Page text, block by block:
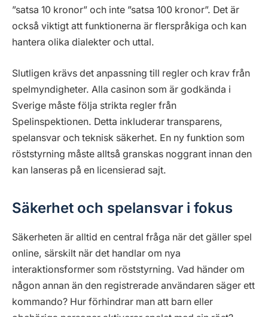
”satsa 10 kronor” och inte ”satsa 100 kronor”. Det är
också viktigt att funktionerna är flerspråkiga och kan
hantera olika dialekter och uttal.
Slutligen krävs det anpassning till regler och krav från
spelmyndigheter. Alla casinon som är godkända i
Sverige måste följa strikta regler från
Spelinspektionen. Detta inkluderar transparens,
spelansvar och teknisk säkerhet. En ny funktion som
röststyrning måste alltså granskas noggrant innan den
kan lanseras på en licensierad sajt.
Säkerhet och spelansvar i fokus
Säkerheten är alltid en central fråga när det gäller spel
online, särskilt när det handlar om nya
interaktionsformer som röststyrning. Vad händer om
någon annan än den registrerade användaren säger ett
kommando? Hur förhindrar man att barn eller